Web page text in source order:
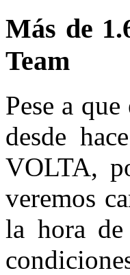
Más de
Team
Pese a
desde
VOLTA,
veremos
la hora de